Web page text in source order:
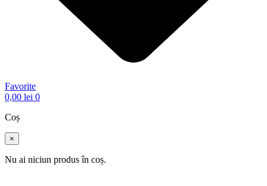
Favorite
0,00 lei 0
Coș
×
Nu ai niciun produs în coș.